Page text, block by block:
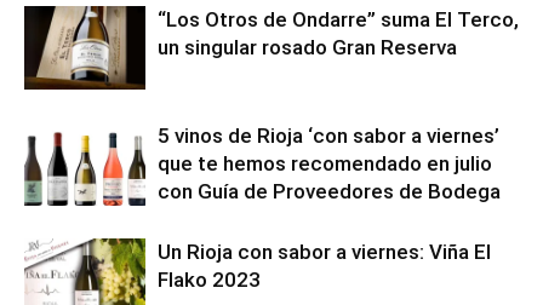
“Los Otros de Ondarre” suma El Terco,
un singular rosado Gran Reserva
5 vinos de Rioja ‘con sabor a viernes’
que te hemos recomendado en julio
con Guía de Proveedores de Bodega
Un Rioja con sabor a viernes: Viña El
Flako 2023